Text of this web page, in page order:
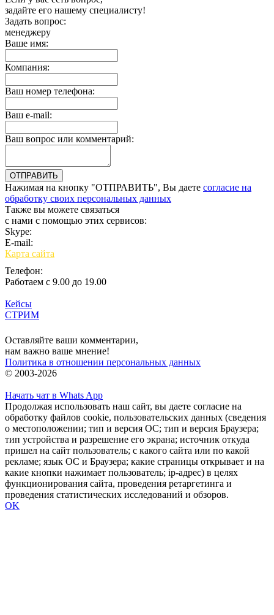
задайте его нашему специалисту!
Задать вопрос:
менеджеру
Ваше имя:
Компания:
Ваш номер телефона:
Ваш e-mail:
Ваш вопрос или комментарий:
Нажимая на кнопку "ОТПРАВИТЬ", Вы даете согласие на
обработку своих персональных данных
Также вы можете связаться
с нами с помощью этих сервисов:
Skype:
E-mail:
Карта сайта
Телефон:
Работаем с 9.00 до 19.00
Кейсы
СТРИМ
Оставляйте ваши комментарии,
нам важно ваше мнение!
Политика в отношении персональных данных
© 2003-2026
Начать чат в Whats App
Продолжая использовать наш сайт, вы даете согласие на
обработку файлов cookie, пользовательских данных (сведения
о местоположении; тип и версия ОС; тип и версия Браузера;
тип устройства и разрешение его экрана; источник откуда
пришел на сайт пользователь; с какого сайта или по какой
рекламе; язык ОС и Браузера; какие страницы открывает и на
какие кнопки нажимает пользователь; ip-адрес) в целях
функционирования сайта, проведения ретаргетинга и
проведения статистических исследований и обзоров.
OK